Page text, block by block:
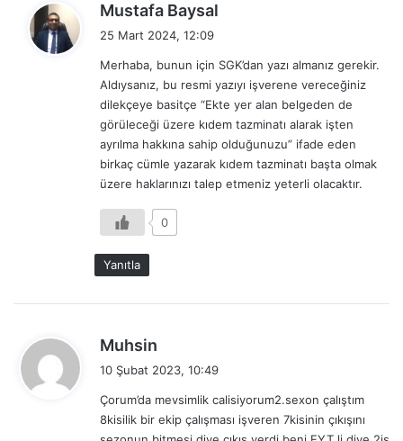
Mustafa Baysal
i
k
i
:
25 Mart 2024, 12:09
Merhaba, bunun için SGK’dan yazı almanız gerekir.
Aldıysanız, bu resmi yazıyı işverene vereceğiniz
dilekçeye basitçe “Ekte yer alan belgeden de
görüleceği üzere kıdem tazminatı alarak işten
ayrılma hakkına sahip olduğunuzu” ifade eden
birkaç cümle yazarak kıdem tazminatı başta olmak
üzere haklarınızı talep etmeniz yeterli olacaktır.
0
Yanıtla
Muhsin
i
k
10 Şubat 2023, 10:49
Çorum’da mevsimlik calisiyorum2.sexon çalıştım
8kisilik bir ekip çalışması işveren 7kisinin çıkışını